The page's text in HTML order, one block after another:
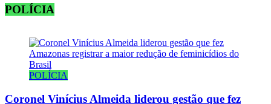
POLÍCIA
POLÍCIA
Coronel Vinícius Almeida liderou gestão que fez